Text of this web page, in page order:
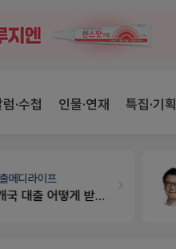
·수첩 인물·연재 특집·기획
휴베이스
쓰는데..